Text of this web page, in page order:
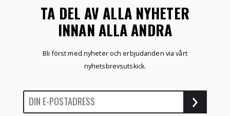
TA DEL AV ALLA NYHETER
INNAN ALLA ANDRA
Bli först med nyheter och erbjudanden via vårt
nyhetsbrevsutskick.